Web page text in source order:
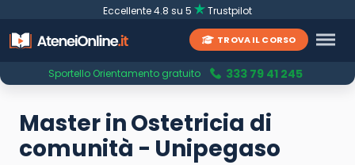
Eccellente 4.8 su 5 Trustpilot
TROVA IL CORSO
Sportello Orientamento gratuito 333 79 41 245
Master in Ostetricia di
comunità - Unipegaso